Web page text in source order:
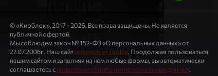
© «Кирблок», 2017 - 2026. Все права защищены. Не является
публичной офертой.
Мы соблюдем закон № 152-ФЗ «О персональных данных» от
27.07.2006г. Наш сайтиспользует cookie. Продолжая пользоваться
нашим сайтом и заполняя на нем любые формы, вы автоматически
соглашаетесь справилами обработки персональных данных.